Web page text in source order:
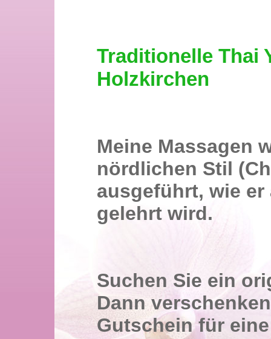
Traditionelle Thai
Holzkirchen
Meine Massagen
nördlichen Stil
ausgeführt, wie
gelehrt wird.
Suchen Sie ein
Dann
Gutschein für